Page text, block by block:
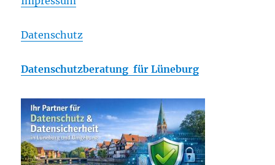
Datenschutz
Datenschutzberatung für Lüneburg